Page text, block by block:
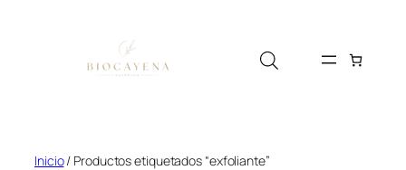
Inicio/ Productos etiquetados “exfoliante”